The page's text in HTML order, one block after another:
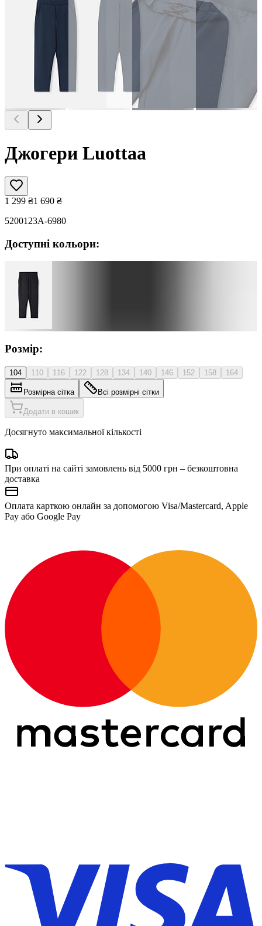
Джогери Luottaa
1 299 ₴1 690 ₴
5200123A-6980
Доступні кольори:
Розмір:
104 110 116 122 128 134 140 146 152 158 164
Розмірна сітка Всі розмірні сітки
Додати в кошик
Досягнуто максимальної кількості
При оплаті на сайті замовлень від 5000 грн – безкоштовна
доставка
Оплата карткою онлайн за допомогою Visa/Mastercard, Apple
Pay або Google Pay